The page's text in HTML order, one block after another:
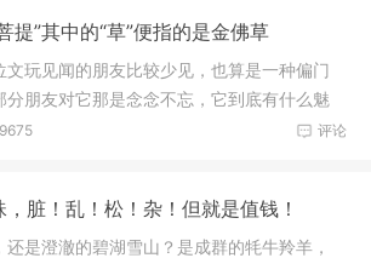
提”其中的“草”便指的是金佛草
文玩见闻的朋友比较少见，也算是一种偏门
分朋友对它那是念念不忘，它到底有什么魅
评论
脏！乱！松！杂！但就是值钱！
是澄澈的碧湖雪山？是成群的牦牛羚羊，